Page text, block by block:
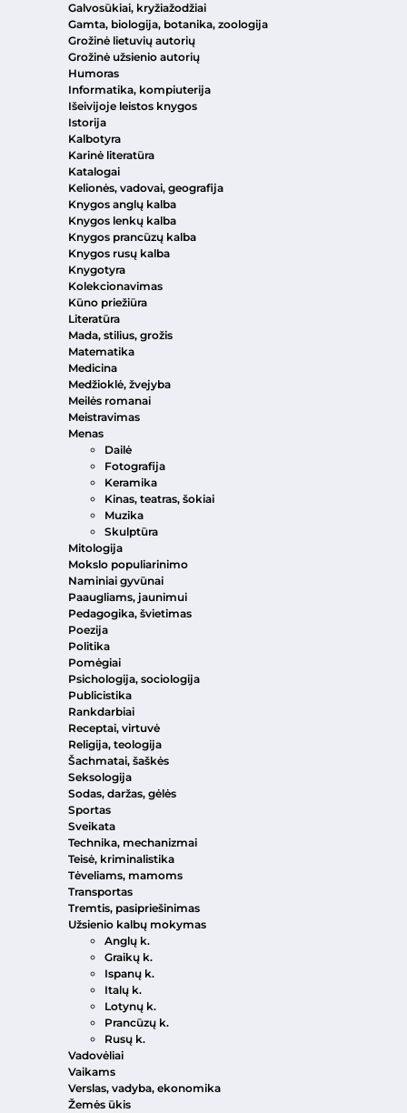
Galvosūkiai, kryžiažodžiai
Gamta, biologija, botanika, zoologija
Grožinė lietuvių autorių
Grožinė užsienio autorių
Humoras
Informatika, kompiuterija
Išeivijoje leistos knygos
Istorija
Kalbotyra
Karinė literatūra
Katalogai
Kelionės, vadovai, geografija
Knygos anglų kalba
Knygos lenkų kalba
Knygos prancūzų kalba
Knygos rusų kalba
Knygotyra
Kolekcionavimas
Kūno priežiūra
Literatūra
Mada, stilius, grožis
Matematika
Medicina
Medžioklė, žvejyba
Meilės romanai
Meistravimas
Menas
Dailė
Fotografija
Keramika
Kinas, teatras, šokiai
Muzika
Skulptūra
Mitologija
Mokslo populiarinimo
Naminiai gyvūnai
Paaugliams, jaunimui
Pedagogika, švietimas
Poezija
Politika
Pomėgiai
Psichologija, sociologija
Publicistika
Rankdarbiai
Receptai, virtuvė
Religija, teologija
Šachmatai, šaškės
Seksologija
Sodas, daržas, gėlės
Sportas
Sveikata
Technika, mechanizmai
Teisė, kriminalistika
Tėveliams, mamoms
Transportas
Tremtis, pasipriešinimas
Užsienio kalbų mokymas
Anglų k.
Graikų k.
Ispanų k.
Italų k.
Lotynų k.
Prancūzų k.
Rusų k.
Vadovėliai
Vaikams
Verslas, vadyba, ekonomika
Žemės ūkis